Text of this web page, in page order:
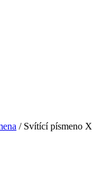
/ Svítící písmeno X